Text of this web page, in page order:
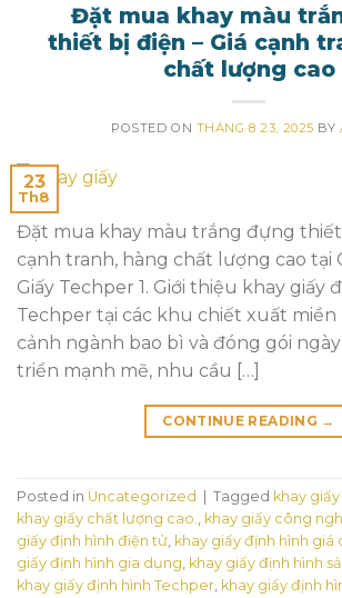
Đặt mua khay màu
thiết bị điện – Giá cạnh
chất lượng cao
POSTED ON THÁNG 8 23, 2025 BY
23
Th8
Đặt mua khay màu trắng đựng thiết
cạnh tranh, hàng chất lượng cao tại
Giấy Techper 1. Giới thiệu khay giấy
Techper tại các khu chiết xuất miền
cảnh ngành bao bì và đóng gói
triển mạnh mẽ, nhu cầu […]
CONTINUE READING →
Posted in Uncategorized Tagged khay
khay giấy chất lượng cao., khay giấy công
giấy định hình điện tử, khay giấy định hình giá
giấy định hình gia dụng, khay giấy định hình
khay giấy định hình Techper, khay giấy định